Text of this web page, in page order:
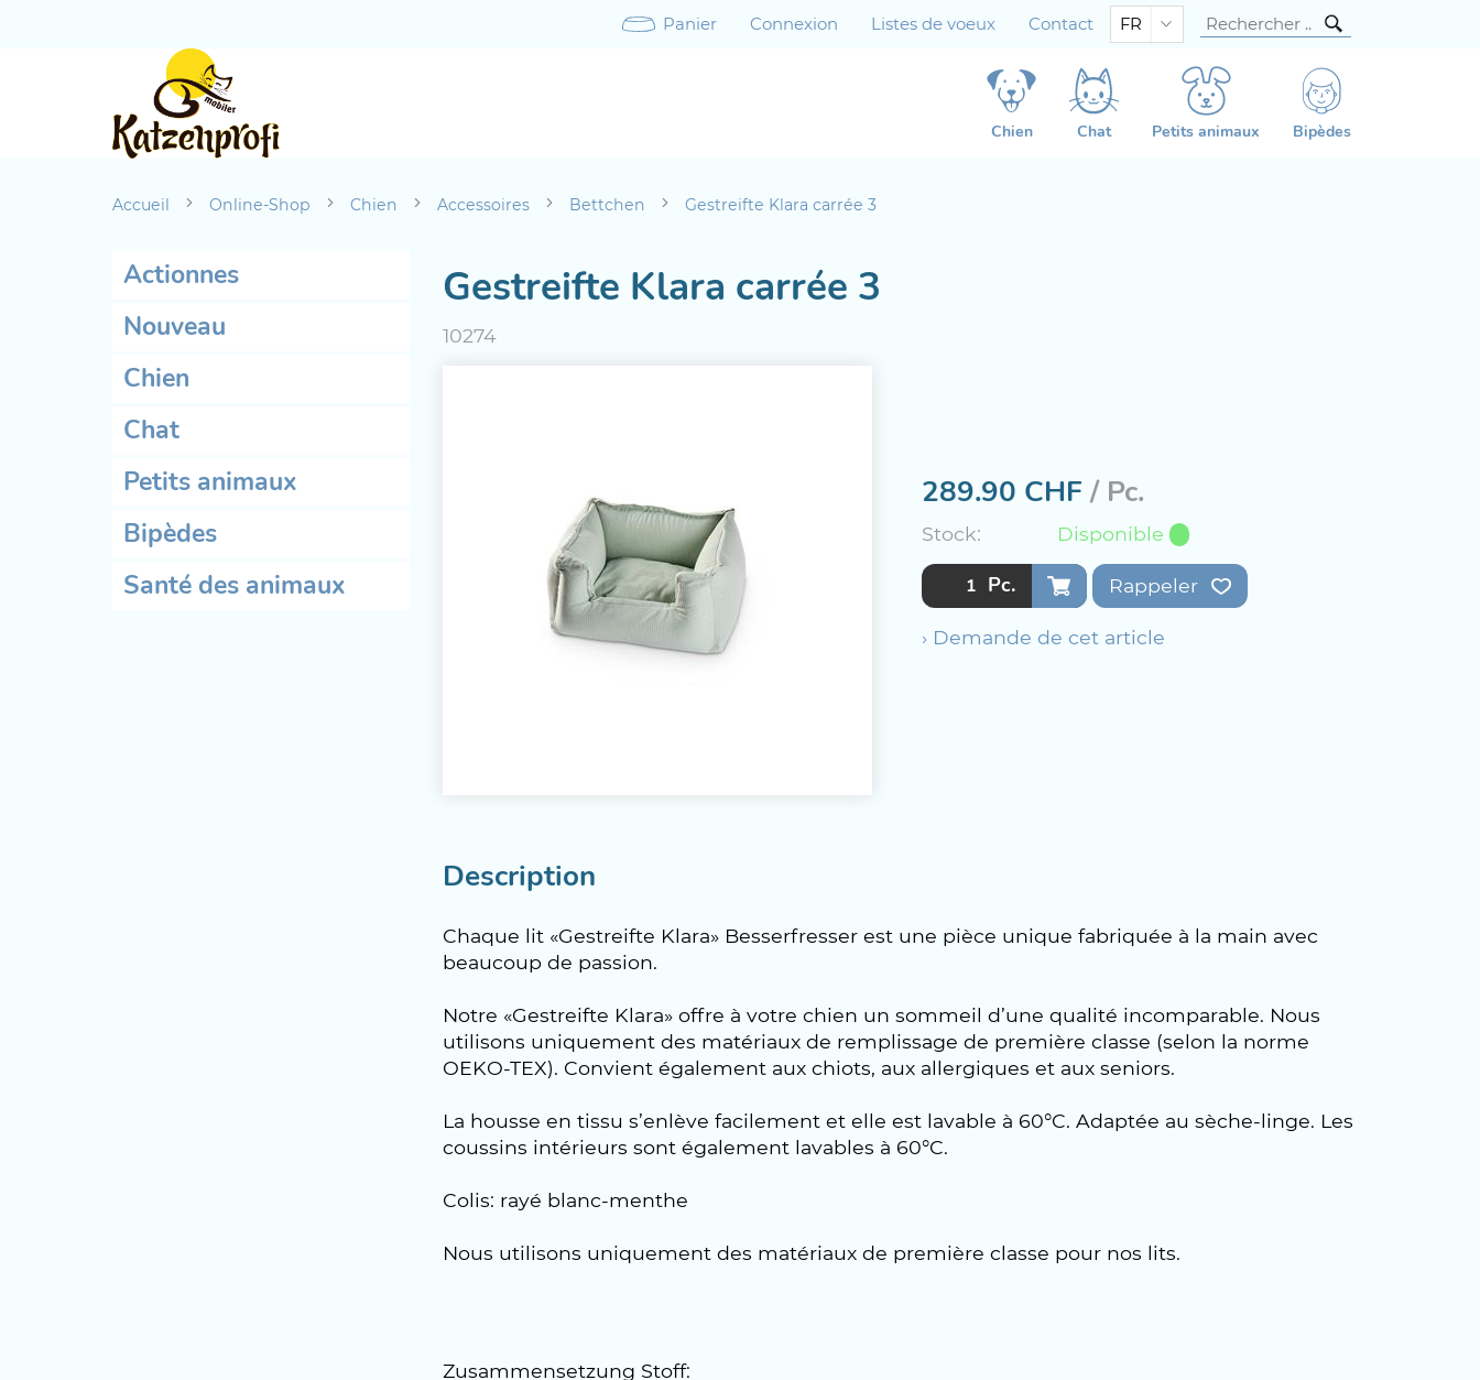
Panier Connexion Listes de voeux Contact FR
Chien Chat Petits animaux Bipèdes
Accueil Online-Shop Chien Accessoires Bettchen Gestreifte Klara carrée 3
Actionnes
Nouveau
Chien
Chat
Petits animaux
Bipèdes
Santé des animaux
Gestreifte Klara carrée 3
10274
289.90 CHF/ Pc.
Stock: Disponible
Pc. Rappeler
› Demande de cet article
Description
Chaque lit «Gestreifte Klara» Besserfresser est une pièce unique fabriquée à la main avec
beaucoup de passion.
Notre «Gestreifte Klara» offre à votre chien un sommeil d’une qualité incomparable. Nous
utilisons uniquement des matériaux de remplissage de première classe (selon la norme
OEKO-TEX). Convient également aux chiots, aux allergiques et aux seniors.
La housse en tissu s’enlève facilement et elle est lavable à 60°C. Adaptée au sèche-linge. Les
coussins intérieurs sont également lavables à 60°C.
Colis: rayé blanc-menthe
Nous utilisons uniquement des matériaux de première classe pour nos lits.
Zusammensetzung Stoff: